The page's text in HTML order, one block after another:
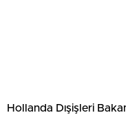
Hollanda Dışişleri